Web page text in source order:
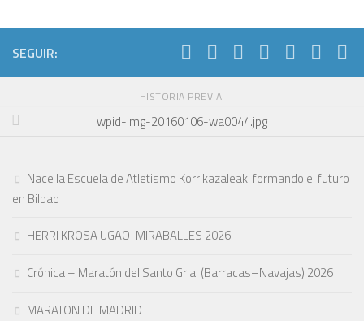
SEGUIR:
HISTORIA PREVIA
wpid-img-20160106-wa0044.jpg
Nace la Escuela de Atletismo Korrikazaleak: formando el futuro
en Bilbao
HERRI KROSA UGAO-MIRABALLES 2026
Crónica – Maratón del Santo Grial (Barracas–Navajas) 2026
MARATON DE MADRID